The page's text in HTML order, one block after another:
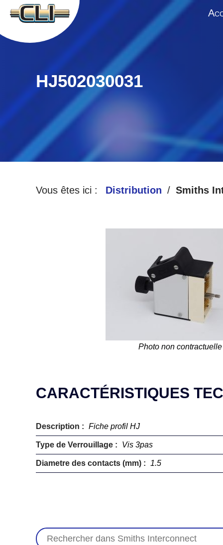
A
HJ502030031
Vous êtes ici : Distribution Smiths
Photo non contractuelle
CARACTÉRISTIQUES
Description : Fiche profil HJ
Type de Verrouillage : Vis 3pas
Diametre des contacts (mm) : 1.5